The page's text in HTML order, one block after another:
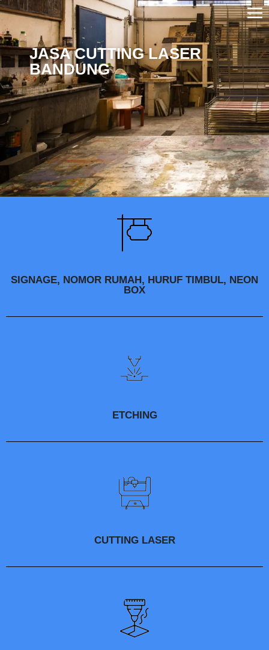
JASA CUTTING LASER
BANDUNG
SIGNAGE, NOMOR RUMAH, HURUF TIMBUL, NEON
BOX
ETCHING
CUTTING LASER